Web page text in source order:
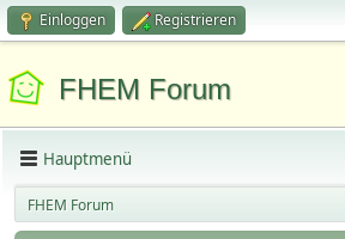
Einloggen Registrieren
FHEM Forum
Hauptmenü
FHEM Forum